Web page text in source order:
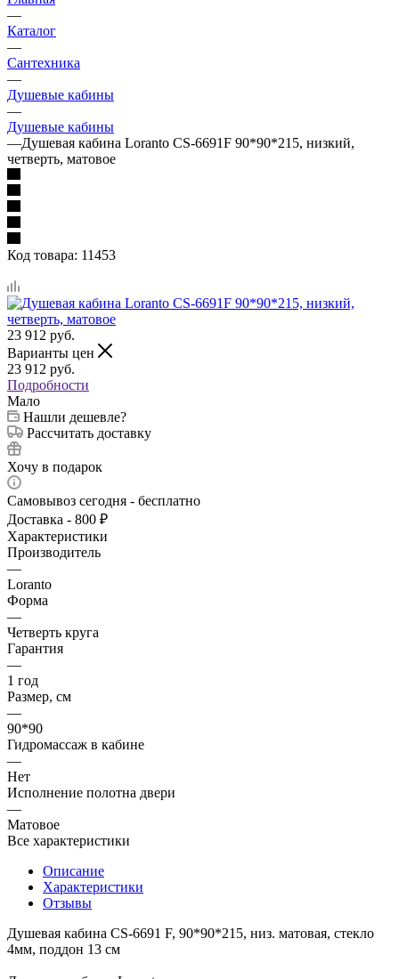
—
Каталог
—
Сантехника
—
Душевые кабины
—
Душевые кабины
—Душевая кабина Loranto CS-6691F 90*90*215, низкий,
четверть, матовое
Код товара: 11453
23 912 руб.
Варианты цен
23 912 руб.
Подробности
Мало
Нашли дешевле?
Рассчитать доставку
Хочу в подарок
Самовывоз сегодня - бесплатно
Доставка - 800 ₽
Характеристики
Производитель
—
Loranto
Форма
—
Четверть круга
Гарантия
—
1 год
Размер, см
—
90*90
Гидромассаж в кабине
—
Нет
Исполнение полотна двери
—
Матовое
Все характеристики
Описание
Характеристики
Отзывы
Душевая кабина CS-6691 F, 90*90*215, низ. матовая, стекло
4мм, поддон 13 см